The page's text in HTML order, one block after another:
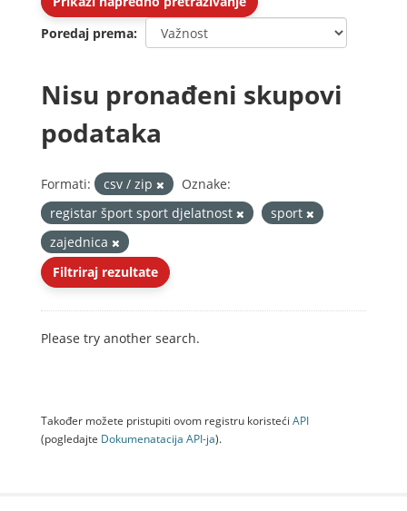
Poredaj prema
Nisu pronađeni skupovi
podataka
Formati: csv / zip
Oznake:
registar šport sport djelatnost
sport
zajednica
Filtriraj rezultate
Please try another search.
Također možete pristupiti ovom registru koristeći API
(pogledajte Dokumenаtаcijа API-jа).